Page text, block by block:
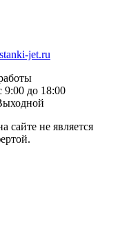
jet.ru
до 18:00
сайте не является